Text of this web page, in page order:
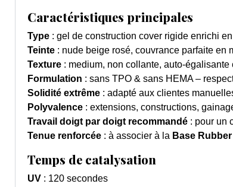
Caractéristiques principales
Type : gel de construction cover rigide enrichi
Teinte : nude beige rosé, couvrance parfaite en
Texture : medium, non collante, auto-égalisante
Formulation : sans TPO & sans HEMA –
Solidité extrême : adapté aux clientes
Polyvalence : extensions, constructions,
Travail doigt par doigt recommandé : pour un
Tenue renforcée : à associer à la Base
Temps de catalysation
UV : 120 secondes